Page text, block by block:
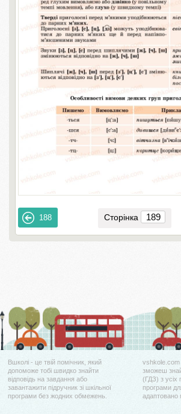
188 Сторінка
Вшколі - це твій помічник, який
допоможе тобі швидко знайти
відповідь на завдання або
завантажити підручник зі шкільної
програми без жодних обмежень.
vshkole.com
зможеш
(ГДЗ) з усіх
програми
адаптовано